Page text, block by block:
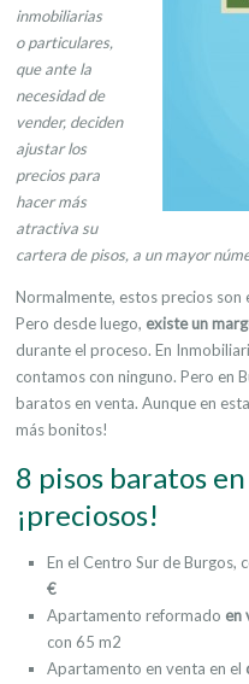
inmobiliarias
o particulares,
que ante la
necesidad de
vender, deciden
ajustar los
precios para
hacer más
atractiva su
cartera de pisos, a un mayor
Normalmente, estos precios son
Pero desde luego, existe un
durante el proceso. En
contamos con ninguno. Pero en
baratos en venta. Aunque en
más bonitos!
8 pisos baratos
¡preciosos!
En el Centro Sur de Burgos,
€
Apartamento reformado en
con 65 m2
Apartamento en venta en el